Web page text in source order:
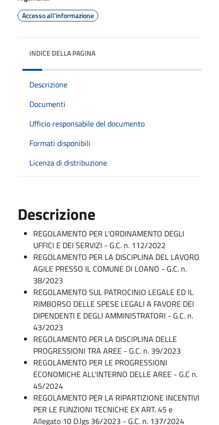
Accesso all'informazione
INDICE DELLA PAGINA
Descrizione
Documenti
Ufficio responsabile del documento
Formati disponibili
Licenza di distribuzione
Descrizione
REGOLAMENTO PER L'ORDINAMENTO DEGLI
UFFICI E DEI SERVIZI - G.C. n. 112/2022
REGOLAMENTO PER LA DISCIPLINA DEL LAVORO
AGILE PRESSO IL COMUNE DI LOANO - G.C. n.
38/2023
REGOLAMENTO SUL PATROCINIO LEGALE ED IL
RIMBORSO DELLE SPESE LEGALI A FAVORE DEI
DIPENDENTI E DEGLI AMMINISTRATORI - G.C. n.
43/2023
REGOLAMENTO PER LA DISCIPLINA DELLE
PROGRESSIONI TRA AREE - G.C. n. 39/2023
REGOLAMENTO PER LE PROGRESSIONI
ECONOMICHE ALL'INTERNO DELLE AREE - G.C n.
45/2024
REGOLAMENTO PER LA RIPARTIZIONE INCENTIVI
PER LE FUNZIONI TECNICHE EX ART. 45 e
Allegato 10 D.lgs 36/2023 - G.C. n. 137/2024